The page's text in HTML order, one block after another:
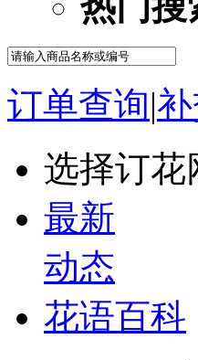
订单查询|
选择订花
最新
动态
花语百科